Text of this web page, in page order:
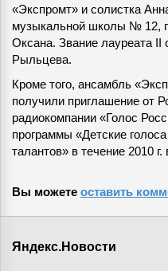
«Экспромт» и солистка
музыкальной школы № 12,
Оксана. Звание лауреата II
Рыльцева.
Кроме того, ансамбль
получили приглашение от
радиокомпании «Голос
программы «Детские
талантов» в течение 2010 г.
Вы можете оставить
Яндекс.Новости